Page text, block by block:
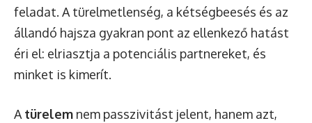
feladat. A türelmetlenség, a kétségbeesés és az
állandó hajsza gyakran pont az ellenkező hatást
éri el: elriasztja a potenciális partnereket, és
minket is kimerít.
A türelem nem passzivitást jelent, hanem azt,